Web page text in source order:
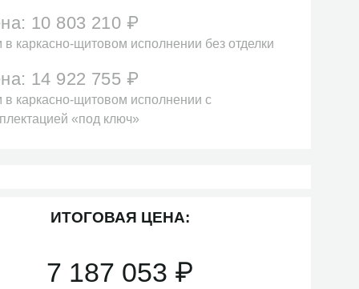
10 803 210 ₽
в каркасно-щитовом исполнении без отделки
14 922 755 ₽
в каркасно-щитовом исполнении с
«под ключ»
ИТОГОВАЯ ЦЕНА:
7 187 053 ₽